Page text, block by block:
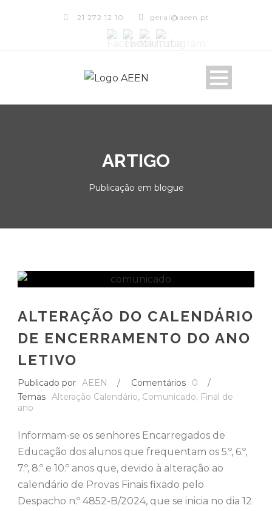
21 272 12 10 geral@aeen.pt
ARTIGO
Publicação em blogue
ALTERAÇÃO DO CALENDÁRIO
DE ENCERRAMENTO DO ANO
LETIVO
Publicado por AEEN / Comentários 0
/
Temas Alteração Calendário, Comunicado, Final de
ano
Informam-se os senhores Encarregados de
Educação dos alunos que frequentam os 5.º, 6.º,
7.º, 8.º e 10.º anos que, devido à alteração ao
calendário de Provas Finais fixado pelo
Despacho n.º 4852-B/2024, que se inicia no dia 12